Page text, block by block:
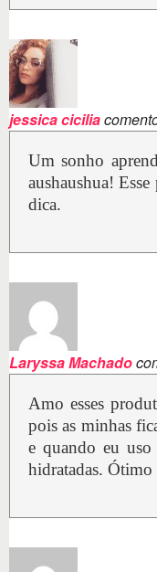
jessica cicilia
Um sonho
aushaushua!
dica.
Laryssa Machado
Amo esses
pois as minhas
e quando eu uso
hidratadas. Ótimo